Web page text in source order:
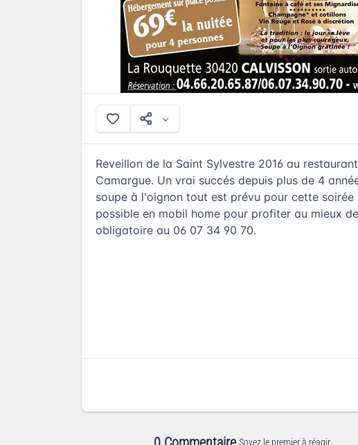
Reveillon de la Saint Sylvestre 2016 au
Camargue. Un vrai succés depuis plus de 4
soupe à l'oignon tout est prévu pour cette
possible en mobil home pour profiter au mieux
obligatoire au 06 07 34 90 70.
Soyez le premier à réagir